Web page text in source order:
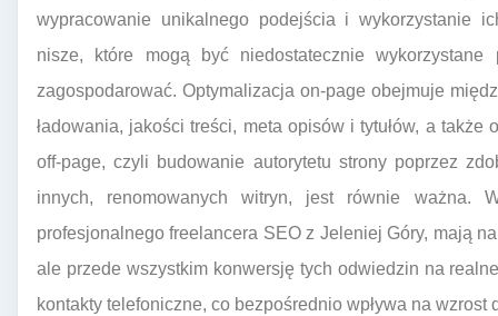
wypracowanie unikalnego podejścia i wykorzystanie
nisze, które mogą być niedostatecznie
zagospodarować. Optymalizacja on-page obejmuje
ładowania, jakości treści, meta opisów i tytułów, a
off-page, czyli budowanie autorytetu strony poprzez
innych, renomowanych witryn, jest równie ważna.
profesjonalnego freelancera SEO z Jeleniej Góry, mają
ale przede wszystkim konwersję tych odwiedzin na
kontakty telefoniczne, co bezpośrednio wpływa na wzrost